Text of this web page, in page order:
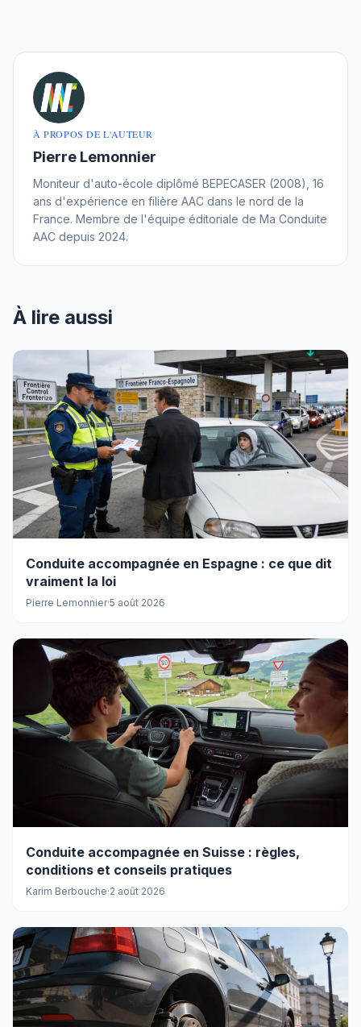
À PROPOS DE L'AUTEUR
Pierre Lemonnier
Moniteur d'auto-école diplômé BEPECASER (2008), 16
ans d'expérience en filière AAC dans le nord de la
France. Membre de l'équipe éditoriale de Ma Conduite
AAC depuis 2024.
À lire aussi
Conduite accompagnée en Espagne : ce que dit
vraiment la loi
Pierre Lemonnier·5 août 2026
Conduite accompagnée en Suisse : règles,
conditions et conseils pratiques
Karim Berbouche·2 août 2026